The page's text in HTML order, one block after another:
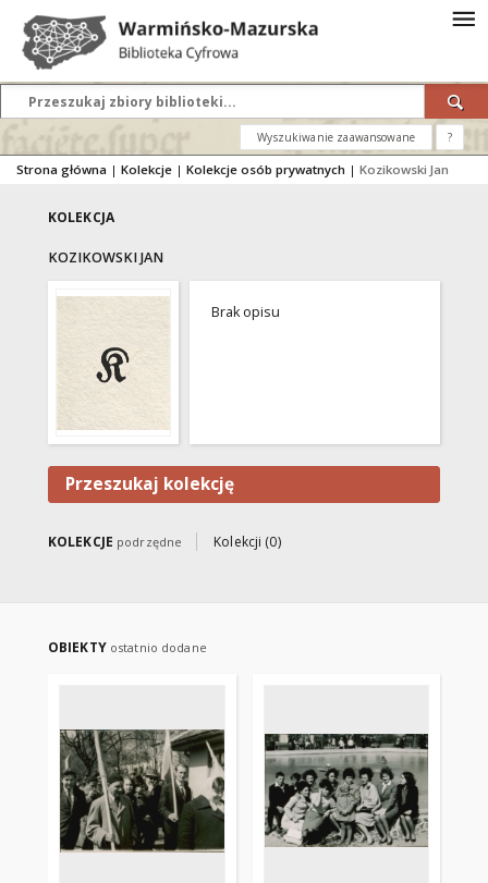
Wyszukiwanie zaawansowane ?
Strona główna | Kolekcje | Kolekcje osób prywatnych | Kozikowski Jan
KOLEKCJA
KOZIKOWSKI JAN
Brak opisu
Przeszukaj kolekcję
KOLEKCJE podrzędne Kolekcji (0)
OBIEKTY ostatnio dodane